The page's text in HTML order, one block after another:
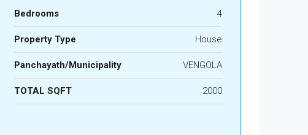
Bedrooms 4
Property Type House
Panchayath/Municipality VENGOLA
TOTAL SQFT 2000